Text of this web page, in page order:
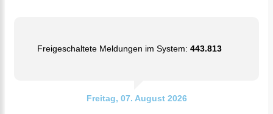
Freigeschaltete Meldungen im System: 443.813
Freitag, 07. August 2026